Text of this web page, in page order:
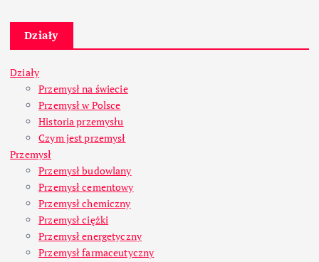
Działy
Działy
Przemysł na świecie
Przemysł w Polsce
Historia przemysłu
Czym jest przemysł
Przemysł
Przemysł budowlany
Przemysł cementowy
Przemysł chemiczny
Przemysł ciężki
Przemysł energetyczny
Przemysł farmaceutyczny